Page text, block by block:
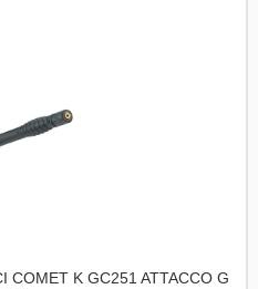
COMET K GC251 ATTACCO G